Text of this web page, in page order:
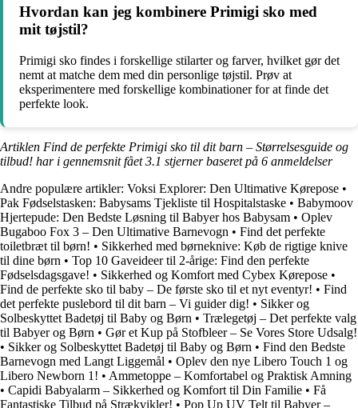
Hvordan kan jeg kombinere Primigi sko med
mit tøjstil?
Primigi sko findes i forskellige stilarter og farver, hvilket gør det
nemt at matche dem med din personlige tøjstil. Prøv at
eksperimentere med forskellige kombinationer for at finde det
perfekte look.
Artiklen Find de perfekte Primigi sko til dit barn – Størrelsesguide og
tilbud! har i gennemsnit fået3.1 stjerner baseret på 6 anmeldelser
Andre populære artikler: Voksi Explorer: Den Ultimative Kørepose •
Pak Fødselstasken: Babysams Tjekliste til Hospitalstaske • Babymoov
Hjertepude: Den Bedste Løsning til Babyer hos Babysam • Oplev
Bugaboo Fox 3 – Den Ultimative Barnevogn • Find det perfekte
toiletbræt til børn! • Sikkerhed med børneknive: Køb de rigtige knive
til dine børn • Top 10 Gaveideer til 2-årige: Find den perfekte
Fødselsdagsgave! • Sikkerhed og Komfort med Cybex Kørepose •
Find de perfekte sko til baby – De første sko til et nyt eventyr! • Find
det perfekte puslebord til dit barn – Vi guider dig! • Sikker og
Solbeskyttet Badetøj til Baby og Børn • Trælegetøj – Det perfekte valg
til Babyer og Børn • Gør et Kup på Stofbleer – Se Vores Store Udsalg!
• Sikker og Solbeskyttet Badetøj til Baby og Børn • Find den Bedste
Barnevogn med Langt Liggemål • Oplev den nye Libero Touch 1 og
Libero Newborn 1! • Ammetoppe – Komfortabel og Praktisk Amning
• Capidi Babyalarm – Sikkerhed og Komfort til Din Familie • Få
Fantastiske Tilbud på Strækvikler! • Pop Up UV Telt til Babyer –